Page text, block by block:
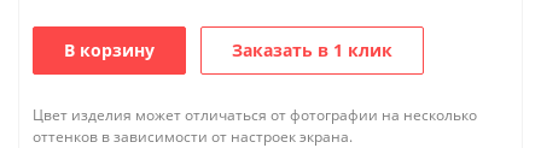
В корзину Заказать в 1 клик
Цвет изделия может отличаться от фотографии на несколько
оттенков в зависимости от настроек экрана.